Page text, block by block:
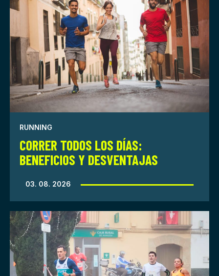
RUNNING
CORRER TODOS LOS DÍAS:
BENEFICIOS Y DESVENTAJAS
03. 08. 2026